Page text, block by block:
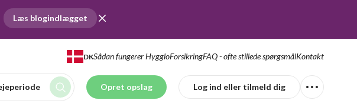
Læs blogindlægget
DKSådan fungerer HyggloForsikringFAQ - ofte stillede spørgsmålKontakt
Opret opslag Log ind eller tilmeld dig